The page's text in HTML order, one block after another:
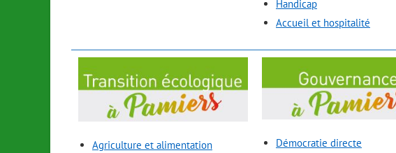
Handicap
Accueil et hospitalité
Agriculture et alimentation
Démocratie directe